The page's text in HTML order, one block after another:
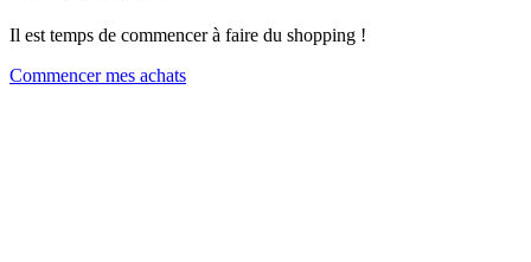
Il est temps de commencer à faire du shopping !
Commencer mes achats